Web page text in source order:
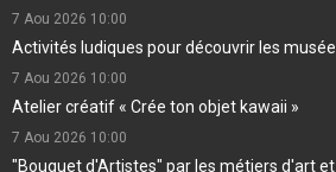
7 Aou 2026 10:00
Activités ludiques pour découvrir les
7 Aou 2026 10:00
Atelier créatif « Crée ton objet kawaii »
7 Aou 2026 10:00
"Bouquet d'Artistes" par les métiers d'art